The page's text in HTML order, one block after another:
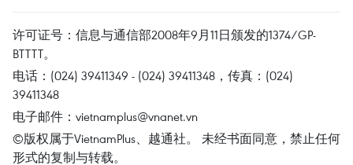
许可证号：信息与通信部2008年9月11日颁发的1374/GP-
BTTTT。
电话：(024) 39411349 - (024) 39411348，传真：(024)
39411348
电子邮件： vietnamplus@vnanet.vn
©版权属于VietnamPlus、越通社。 未经书面同意，禁止任何
形式的复制与转载。